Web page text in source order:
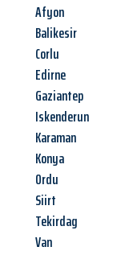
Afyon
Balikesir
Corlu
Edirne
Gaziantep
Iskenderun
Karaman
Konya
Ordu
Siirt
Tekirdag
Van